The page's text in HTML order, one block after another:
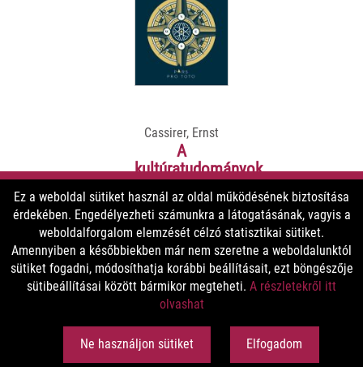
Cassirer, Ernst
A
kultúratudományok
logikája
5200 Ft
3900 Ft
MEGNÉZEM
vásárlási feltételek közérdekű adatok adatkezelés
Ez a weboldal sütiket használ az oldal működésének biztosítása
érdekében. Engedélyezheti számunkra a látogatásának, vagyis a
weboldalforgalom elemzését célzó statisztikai sütiket.
Amennyiben a későbbiekben már nem szeretne a weboldalunktól
sütiket fogadni, módosíthatja korábbi beállításait, ezt böngészője
sütibeállításai között bármikor megteheti. A részletekről itt
olvashat
Ne használjon sütiket Elfogadom